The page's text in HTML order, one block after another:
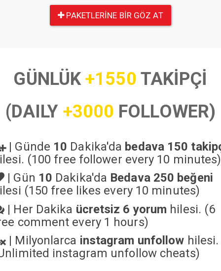
PAKETLERINE BIR GÖZ AT
GÜNLÜK+1550 TAKİPÇİ
(DAILY +3000 FOLLOWER)
| Günde 10 Dakika'da bedava 150
(100 free follower every 10 minutes)
| Gün 10 Dakika'da Bedava 250 beğeni
(150 free likes every 10 minutes)
| Her Dakika ücretsiz 6 yorum hilesi. (6
comment every 1 hours)
| Milyonlarca instagram unfollow hilesi.
instagram unfollow cheats)